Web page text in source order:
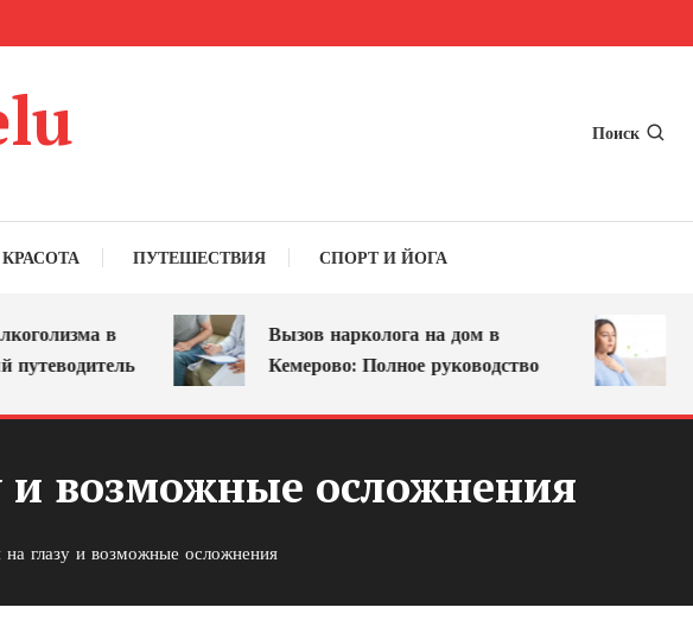
Поиск
ПУТЕШЕСТВИЯ СПОРТ И ЙОГА
в
Вызов нарколога на дом в
Кемерово: Полное руководство
возможные осложнения
глазу и возможные осложнения